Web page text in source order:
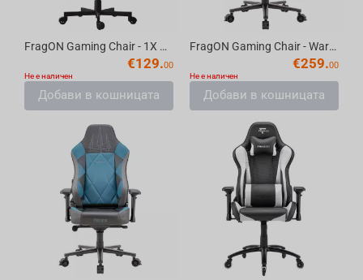
FragON Gaming Chair - 1X Series, Black 2024
€129.00
Не е наличен
Добави в кошницата
FragON Gaming Chair - Warrior, 7x SERIES
€259.00
Не е наличен
Добави в кошницата